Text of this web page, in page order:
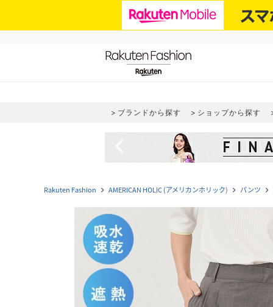
ブランドから探す ショップから探す
Rakuten Fashion navigate_next AMERICAN HOLIC (アメリカンホリック) navigate_next パンツ navigate_next